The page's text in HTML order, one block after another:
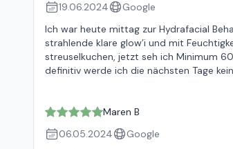
19.06.2024
Google
Ich war heute mittag zur Hydrafacial
strahlende klare glow’i und mit
streuselkuchen, jetzt seh ich Minimum
definitiv werde ich die nächsten Tage
Maren B
06.05.2024
Google